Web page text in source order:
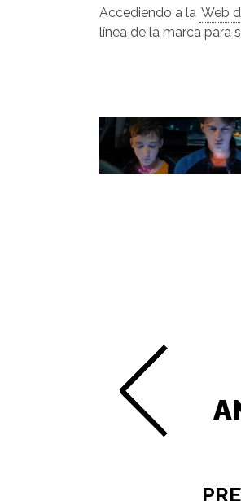
Accediendo a la Web
línea de la marca para